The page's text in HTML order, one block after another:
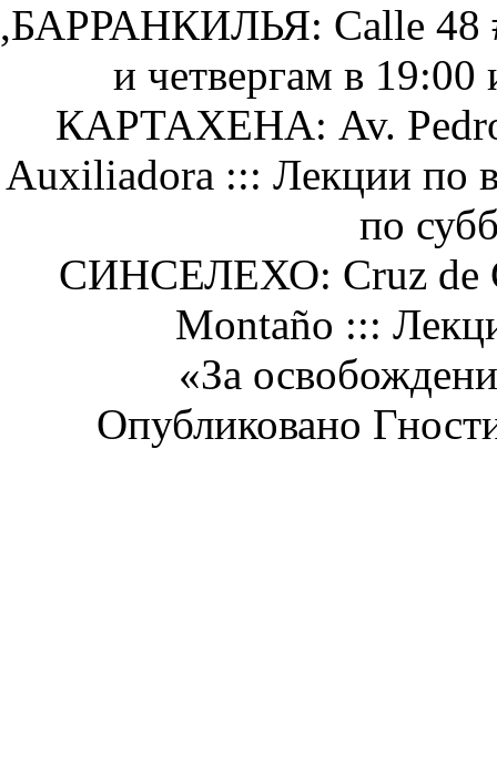
,БАРРАНКИЛЬЯ: Calle 48
и четвергам в 19:00
КАРТАХЕНА: Av.
Auxiliadora ::: Лекции по
по
СИНСЕЛЕХО: Cruz de
Montaño :::
«За
Опубликовано